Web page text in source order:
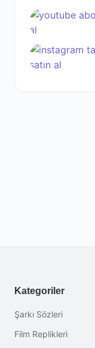
Kategoriler
Şarkı Sözleri
Film Replikleri